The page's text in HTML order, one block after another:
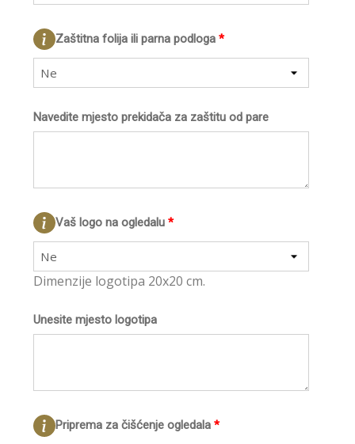
*
Zaštitna folija ili parna podloga
Ne
Navedite mjesto prekidača za zaštitu od pare
*
Vaš logo na ogledalu
Ne
Dimenzije logotipa 20x20 cm.
Unesite mjesto logotipa
*
Priprema za čišćenje ogledala